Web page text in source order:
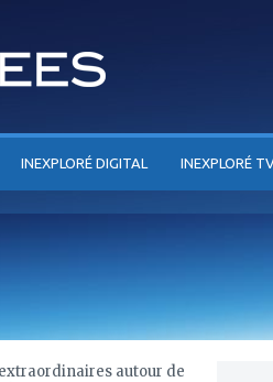
INEXPLORÉ DIGITAL INEXPLORÉ